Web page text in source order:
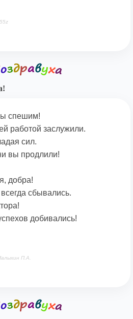
спешим!
работой заслужили.
сил.
вы продлили!
добра!
сбывались.
добивались!
П.А.